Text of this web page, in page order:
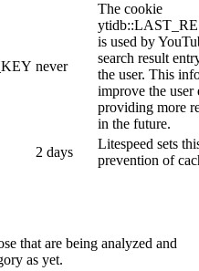
never
The cookie
is used by
search result
the user. This
improve the user
providing more
in the future.
2 days
Litespeed sets
prevention of
that are being analyzed and
as yet.